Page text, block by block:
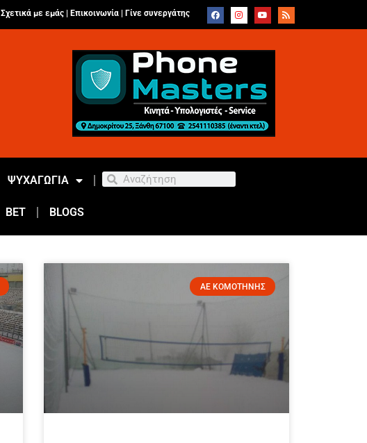
Σχετικά με εμάς | Επικοινωνία Γίνε συνεργάτης
ΨΥΧΑΓΩΓΙΑ
BET BLOGS
ΑΕ ΚΟΜΟΤΗΝΗΣ